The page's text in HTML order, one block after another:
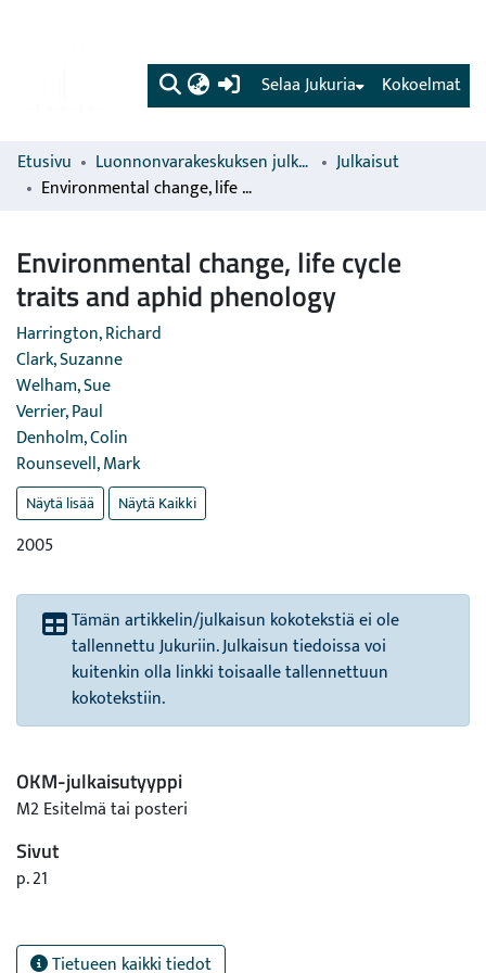
(current) Kokoelmat
Selaa Jukuria
Etusivu Luonnonvarakeskuksen julkaisut
Julkaisut
Environmental change, life cycle traits and aphid phenology
Environmental change, life cycle
traits and aphid phenology
Harrington, Richard
Clark, Suzanne
Welham, Sue
Verrier, Paul
Denholm, Colin
Rounsevell, Mark
Näytä lisää Näytä Kaikki
2005
Tämän artikkelin/julkaisun kokotekstiä ei ole
tallennettu Jukuriin. Julkaisun tiedoissa voi
kuitenkin olla linkki toisaalle tallennettuun
kokotekstiin.
OKM-julkaisutyyppi
M2 Esitelmä tai posteri
Sivut
p. 21
Tietueen kaikki tiedot